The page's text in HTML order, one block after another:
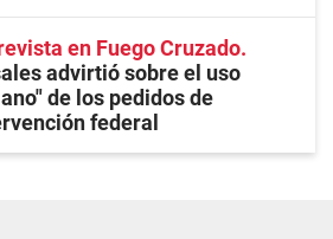
en Fuego Cruzado
advirtió sobre el uso
de los pedidos de
federal